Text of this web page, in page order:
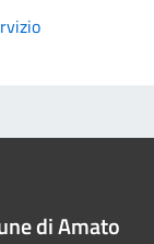
di Amato